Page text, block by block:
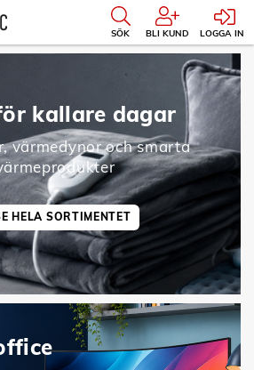
SÖK BLI KUND LOGGA IN
kallare dagar
värmedynor och smarta
HELA SORTIMENTET